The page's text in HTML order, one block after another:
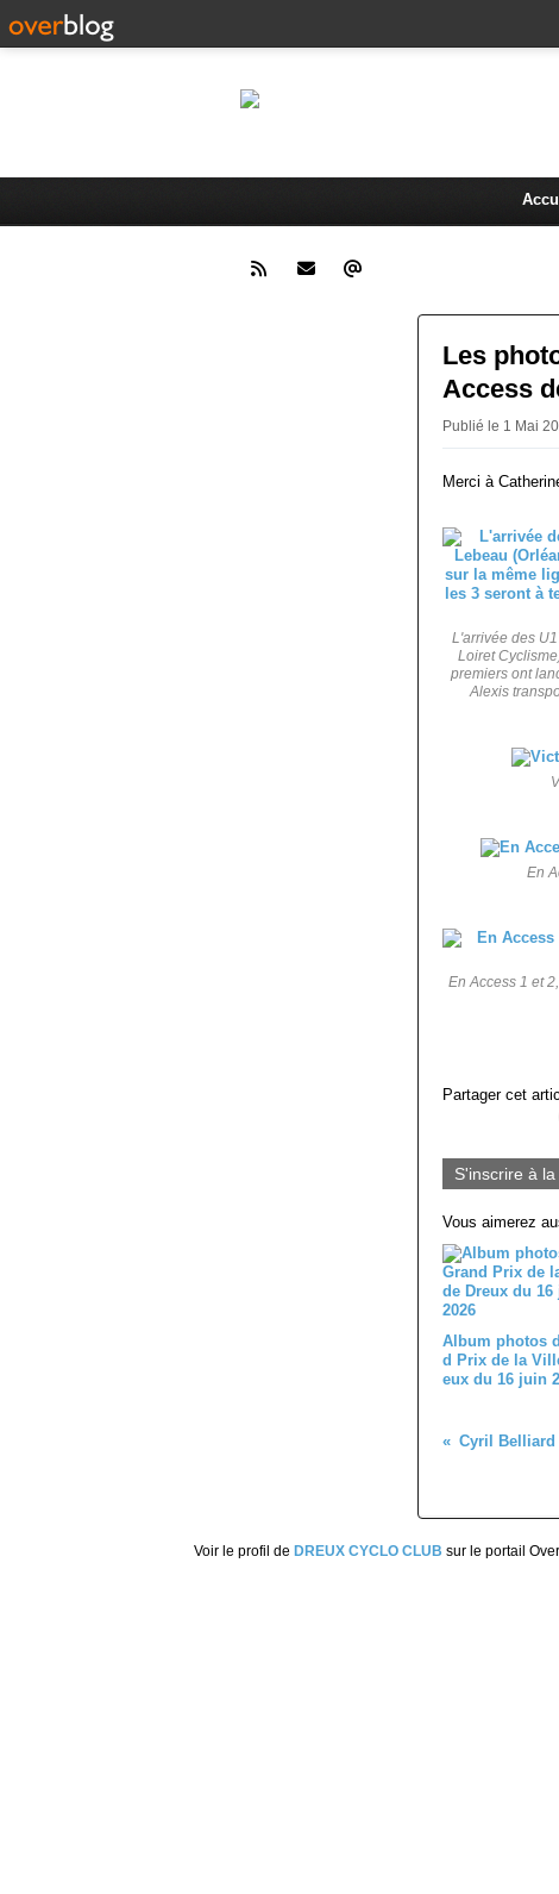
Les
Access
Publié le 1 Mai
Merci à
L'arrivée des
Loiret
premiers ont
Alexis
En
En Access 1 et
Partager cet
S'inscrire à
Vous aimerez
Album photos
d Prix de la
eux du 16 juin
Voir le profil de DREUX CYCLO CLUB sur le portail